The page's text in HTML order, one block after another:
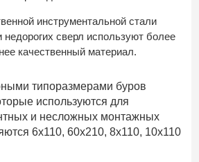
инструментальной стали
недорогих сверл используют более
качественный материал.
типоразмерами буров
используются для
и несложных монтажных
6х110, 60х210, 8х110, 10х110